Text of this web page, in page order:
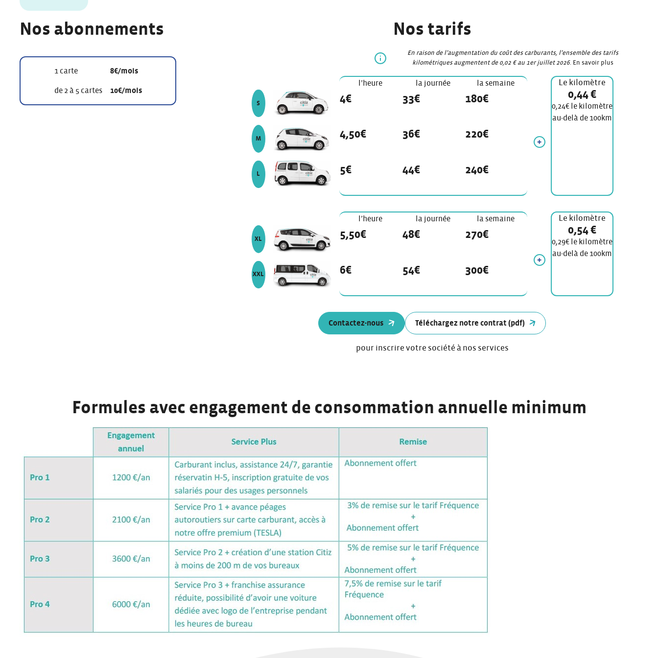
Nos abonnements
1 carte 8€/mois
de 2 à 5 cartes 10€/mois
Nos tarifs
En raison de l’augmentation du coût des carburants, l’ensemble des tarifs
kilométriques augmentent de 0,02 € au 1er juillet 2026. En savoir plus
l’heure la journée
la semaine
véhicule de modèle
S 4€ 33€ 180€
véhicule de modèle
M 4,50€ 36€ 220€
véhicule de modèle
L 5€ 44€ 240€
Le kilomètre
0,44 €
0,24€ le kilomètre
au-delà de 100km
l’heure la journée
la semaine
véhicule de modèle
XL 5,50€ 48€ 270€
véhicule de modèle
XXL 6€ 54€ 300€
Le kilomètre
0,54 €
0,29€ le kilomètre
au-delà de 100km
Contactez-nous Téléchargez notre contrat (pdf)
pour inscrire votre société à nos services
Formules avec engagement de consommation annuelle minimum